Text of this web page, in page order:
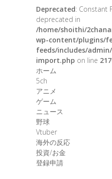
Deprecated: Constant
deprecated in
/home/shoithi/
wp-content/plugins/
feeds/includes/
import.php on line
ホーム
5ch
アニメ
ゲーム
ニュース
野球
Vtuber
海外の反応
投資/お金
登録申請